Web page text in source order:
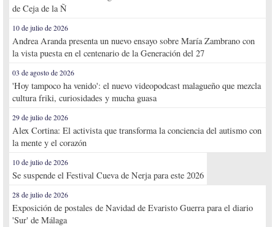
de Ceja de la Ñ
10 de julio de 2026
Andrea Aranda presenta un nuevo ensayo sobre María Zambrano con
la vista puesta en el centenario de la Generación del 27
03 de agosto de 2026
'Hoy tampoco ha venido': el nuevo videopodcast malagueño que mezcla
cultura friki, curiosidades y mucha guasa
29 de julio de 2026
Alex Cortina: El activista que transforma la conciencia del autismo con
la mente y el corazón
10 de julio de 2026
Se suspende el Festival Cueva de Nerja para este 2026
28 de julio de 2026
Exposición de postales de Navidad de Evaristo Guerra para el diario
'Sur' de Málaga